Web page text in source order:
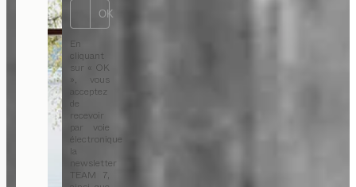
OK
En
cliquant
sur « OK
», vous
acceptez
de
recevoir
par voie
électronique
la
newsletter
TEAM 7,